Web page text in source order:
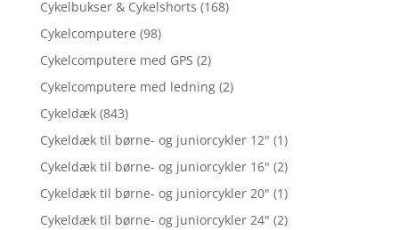
Cykelbukser & Cykelshorts (168)
Cykelcomputere (98)
Cykelcomputere med GPS (2)
Cykelcomputere med ledning (2)
Cykeldæk (843)
Cykeldæk til børne- og juniorcykler 12" (1)
Cykeldæk til børne- og juniorcykler 16" (2)
Cykeldæk til børne- og juniorcykler 20" (1)
Cykeldæk til børne- og juniorcykler 24" (2)